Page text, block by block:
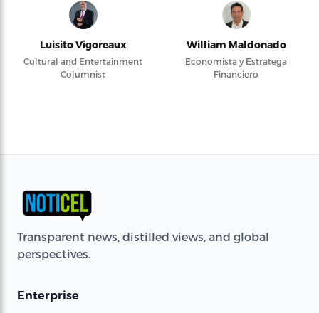
Luisito Vigoreaux
Cultural and Entertainment
Columnist
William Maldonado
Economista y Estratega
Financiero
Transparent news, distilled views, and global
perspectives.
Enterprise